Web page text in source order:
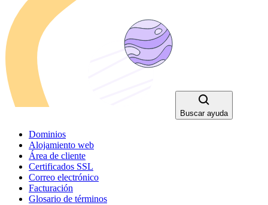
Buscar ayuda
Dominios
Alojamiento web
Área de cliente
Certificados SSL
Correo electrónico
Facturación
Glosario de términos